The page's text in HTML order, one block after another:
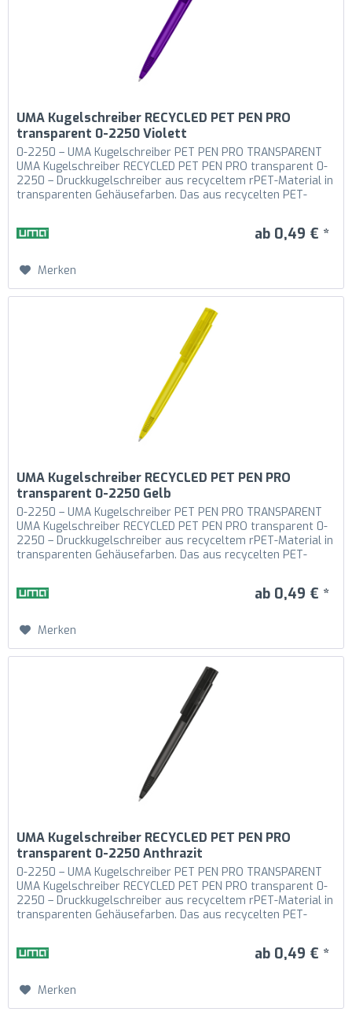
UMA Kugelschreiber RECYCLED PET PEN PRO
transparent 0-2250 Violett
0-2250 – UMA Kugelschreiber PET PEN PRO TRANSPARENT
UMA Kugelschreiber RECYCLED PET PEN PRO transparent 0-
2250 – Druckkugelschreiber aus recyceltem rPET-Material in
transparenten Gehäusefarben. Das aus recycelten PET-
ab 0,49 € *
Merken
UMA Kugelschreiber RECYCLED PET PEN PRO
transparent 0-2250 Gelb
0-2250 – UMA Kugelschreiber PET PEN PRO TRANSPARENT
UMA Kugelschreiber RECYCLED PET PEN PRO transparent 0-
2250 – Druckkugelschreiber aus recyceltem rPET-Material in
transparenten Gehäusefarben. Das aus recycelten PET-
ab 0,49 € *
Merken
UMA Kugelschreiber RECYCLED PET PEN PRO
transparent 0-2250 Anthrazit
0-2250 – UMA Kugelschreiber PET PEN PRO TRANSPARENT
UMA Kugelschreiber RECYCLED PET PEN PRO transparent 0-
2250 – Druckkugelschreiber aus recyceltem rPET-Material in
transparenten Gehäusefarben. Das aus recycelten PET-
ab 0,49 € *
Merken